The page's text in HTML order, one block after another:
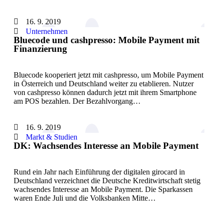
16. 9. 2019
Unternehmen
Bluecode und cashpresso: Mobile Payment mit
Finanzierung
Bluecode kooperiert jetzt mit cashpresso, um Mobile Payment
in Österreich und Deutschland weiter zu etablieren. Nutzer
von cashpresso können dadurch jetzt mit ihrem Smartphone
am POS bezahlen. Der Bezahlvorgang…
16. 9. 2019
Markt & Studien
DK: Wachsendes Interesse an Mobile Payment
Rund ein Jahr nach Einführung der digitalen girocard in
Deutschland verzeichnet die Deutsche Kreditwirtschaft stetig
wachsendes Interesse an Mobile Payment. Die Sparkassen
waren Ende Juli und die Volksbanken Mitte…